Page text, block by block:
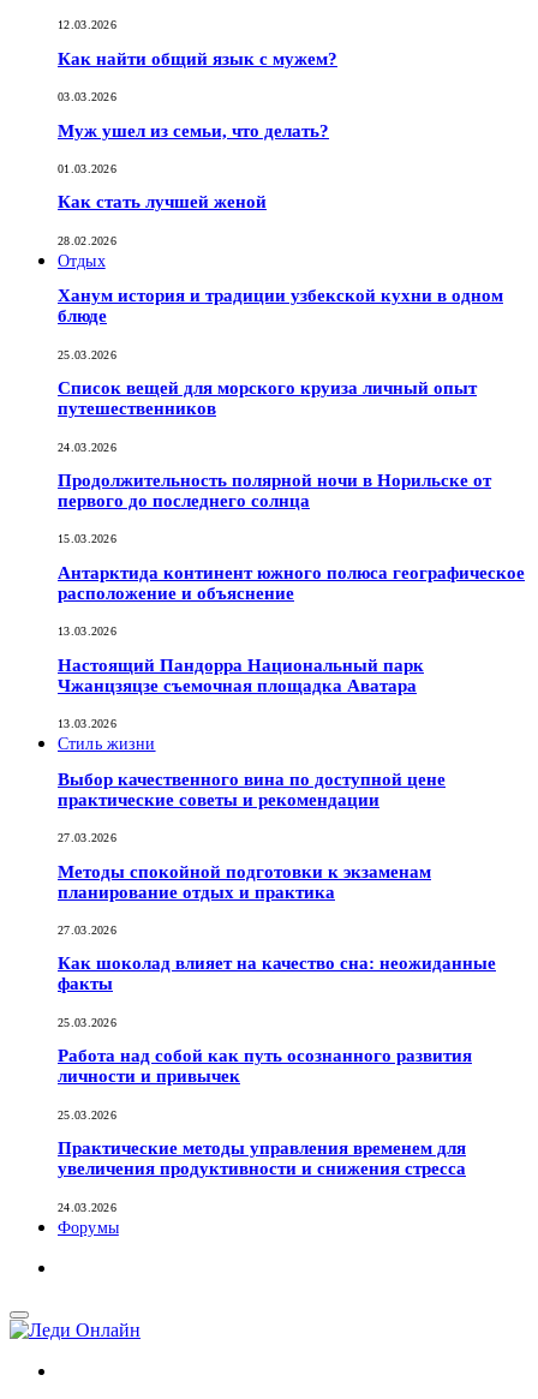
12.03.2026
Как найти общий язык с мужем?
03.03.2026
Муж ушел из семьи, что делать?
01.03.2026
Как стать лучшей женой
28.02.2026
Отдых
Ханум история и традиции узбекской кухни в одном
блюде
25.03.2026
Список вещей для морского круиза личный опыт
путешественников
24.03.2026
Продолжительность полярной ночи в Норильске от
первого до последнего солнца
15.03.2026
Антарктида континент южного полюса географическое
расположение и объяснение
13.03.2026
Настоящий Пандорра Национальный парк
Чжанцзяцзе съемочная площадка Аватара
13.03.2026
Стиль жизни
Выбор качественного вина по доступной цене
практические советы и рекомендации
27.03.2026
Методы спокойной подготовки к экзаменам
планирование отдых и практика
27.03.2026
Как шоколад влияет на качество сна: неожиданные
факты
25.03.2026
Работа над собой как путь осознанного развития
личности и привычек
25.03.2026
Практические методы управления временем для
увеличения продуктивности и снижения стресса
24.03.2026
Форумы